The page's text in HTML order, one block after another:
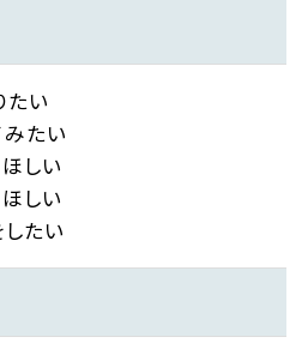
たい
たい
しい
しい
たい